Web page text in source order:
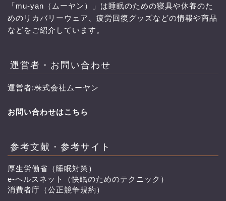
「mu-yan（ムーヤン）」は睡眠のための寝具や休養のた
めのリカバリーウェア、疲労回復グッズなどの情報や商品
などをご紹介しています。
運営者・お問い合わせ
運営者:株式会社ムーヤン
お問い合わせはこちら
参考文献・参考サイト
厚生労働省（睡眠対策）
e-ヘルスネット（快眠のためのテクニック）
消費者庁（公正競争規約）